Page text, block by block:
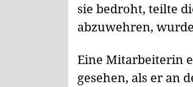
sie bedroht, teilte
abzuwehren,
Eine Mitarbeiterin
gesehen, als er an